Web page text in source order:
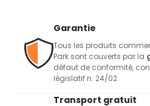
Garantie
Tous les produits
Park sont couverts par la
défaut de conformité,
législatif n. 24/02.
Transport gratuit